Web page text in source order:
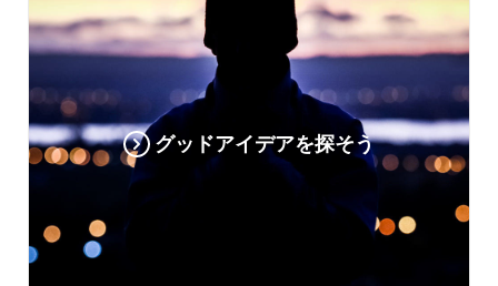
グッドアイデアを探そう